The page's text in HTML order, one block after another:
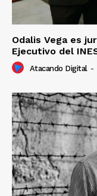
Odalis Vega es
Ejecutivo del
Atacando Digital -